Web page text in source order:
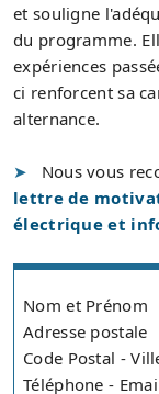
et souligne
du programme.
expériences
ci renforcent sa
alternance.
Nous vous
lettre de
électrique et
Nom et Prénom
Adresse postale
Code Postal -
Téléphone -